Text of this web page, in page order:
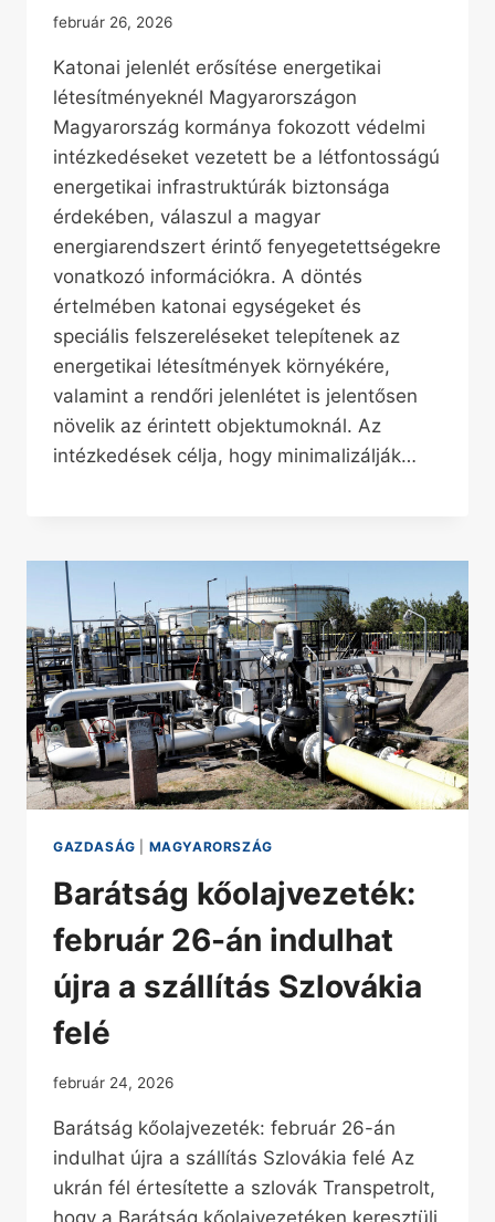
február 26, 2026
Katonai jelenlét erősítése energetikai
létesítményeknél Magyarországon
Magyarország kormánya fokozott védelmi
intézkedéseket vezetett be a létfontosságú
energetikai infrastruktúrák biztonsága
érdekében, válaszul a magyar
energiarendszert érintő fenyegetettségekre
vonatkozó információkra. A döntés
értelmében katonai egységeket és
speciális felszereléseket telepítenek az
energetikai létesítmények környékére,
valamint a rendőri jelenlétet is jelentősen
növelik az érintett objektumoknál. Az
intézkedések célja, hogy minimalizálják…
GAZDASÁG MAGYARORSZÁG
Barátság kőolajvezeték:
február 26-án indulhat
újra a szállítás Szlovákia
felé
február 24, 2026
Barátság kőolajvezeték: február 26-án
indulhat újra a szállítás Szlovákia felé Az
ukrán fél értesítette a szlovák Transpetrolt,
hogy a Barátság kőolajvezetéken keresztüli